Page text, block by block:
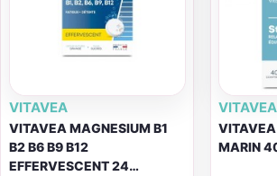
VITAVEA
VITAVEA MAGNESIUM B1
B2 B6 B9 B12
EFFERVESCENT 24
VITAVEA
MARIN